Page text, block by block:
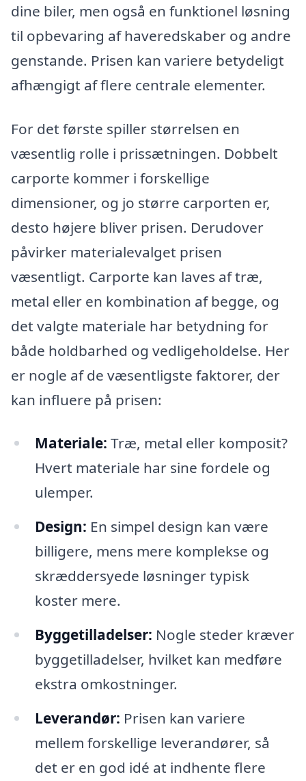
dine biler, men også en funktionel løsning
til opbevaring af haveredskaber og andre
genstande. Prisen kan variere betydeligt
afhængigt af flere centrale elementer.
For det første spiller størrelsen en
væsentlig rolle i prissætningen. Dobbelt
carporte kommer i forskellige
dimensioner, og jo større carporten er,
desto højere bliver prisen. Derudover
påvirker materialevalget prisen
væsentligt. Carporte kan laves af træ,
metal eller en kombination af begge, og
det valgte materiale har betydning for
både holdbarhed og vedligeholdelse. Her
er nogle af de væsentligste faktorer, der
kan influere på prisen:
Materiale: Træ, metal eller komposit?
Hvert materiale har sine fordele og
ulemper.
Design: En simpel design kan være
billigere, mens mere komplekse og
skræddersyede løsninger typisk
koster mere.
Byggetilladelser: Nogle steder kræver
byggetilladelser, hvilket kan medføre
ekstra omkostninger.
Leverandør: Prisen kan variere
mellem forskellige leverandører, så
det er en god idé at indhente flere